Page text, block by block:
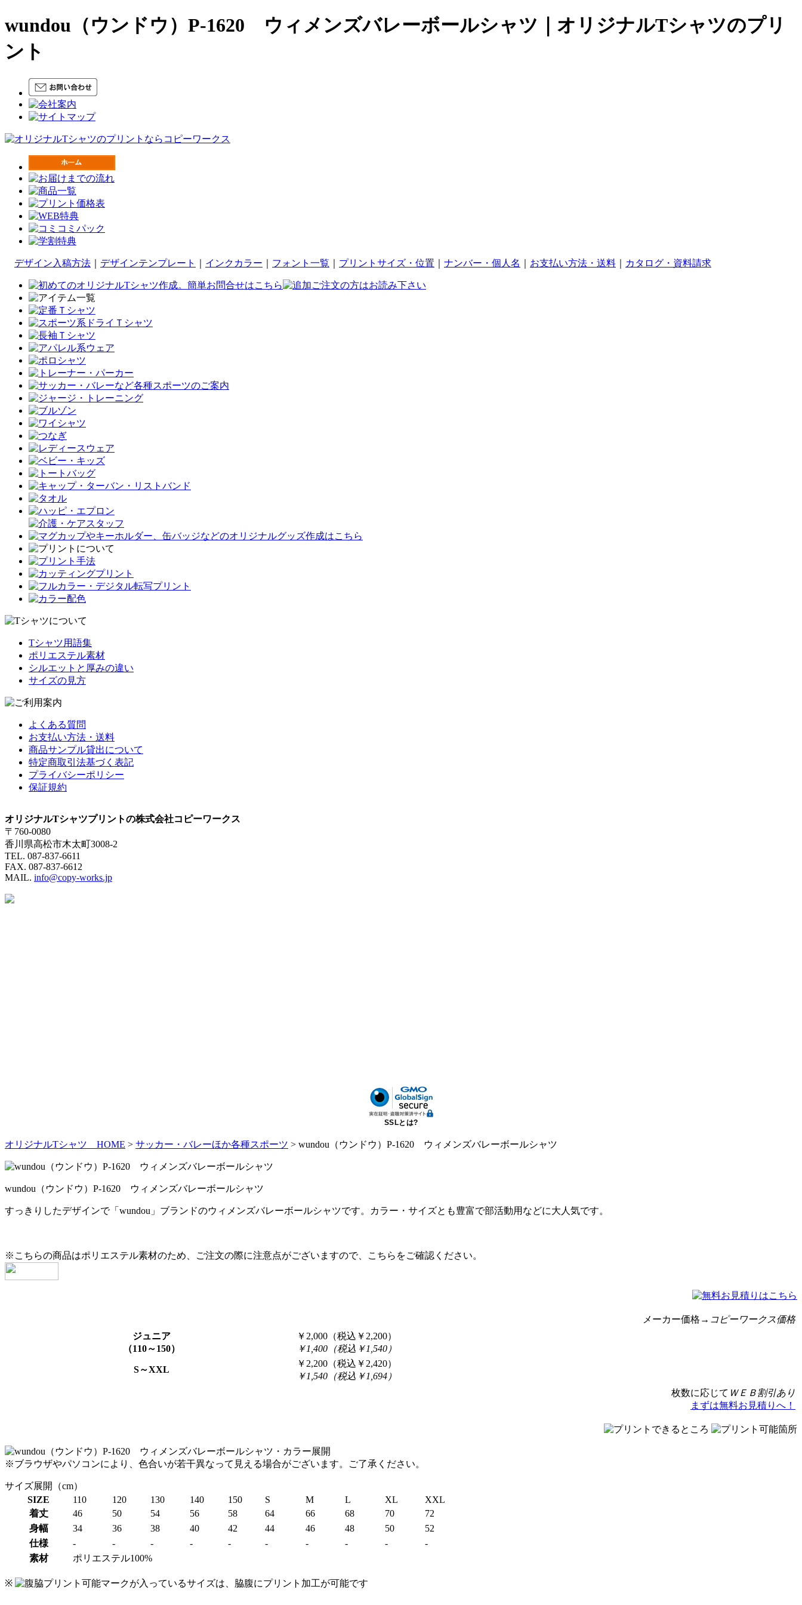
wundou（ウンドウ）P-1620 ウィメンズバレーボールシャツ｜オリジナルTシャツのプリ
ント
デザイン入稿方法 デザインテンプレート インクカラー フォント一覧 プリントサイズ・位置 ナンバー・個人名 お支払い方法・送料 カタログ・資料請求
Tシャツ用語集
ポリエステル素材
シルエットと厚みの違い
サイズの見方
よくある質問
お支払い方法・送料
商品サンプル貸出について
特定商取引法基づく表記
プライバシーポリシー
保証規約
オリジナルTシャツプリントの株式会社コピーワークス
〒760-0080
香川県高松市木太町3008-2
TEL. 087-837-6611
FAX. 087-837-6612
MAIL. info@copy-works.jp
SSLとは?
オリジナルTシャツ HOME > サッカー・バレーほか各種スポーツ > wundou（ウンドウ）P-1620 ウィメンズバレーボールシャツ
wundou（ウンドウ）P-1620 ウィメンズバレーボールシャツ
すっきりしたデザインで「wundou」ブランドのウィメンズバレーボールシャツです。カラー・サイズとも豊富で部活動用などに大人気です。
※こちらの商品はポリエステル素材のため、ご注文の際に注意点がございますので、こちらをご確認ください。
メーカー価格 →コピーワークス価格
ジュニア
（110～150）
￥2,000（税込￥2,200）
￥1,400（税込￥1,540）
S～XXL
￥2,200（税込￥2,420）
￥1,540（税込￥1,694）
枚数に応じて ＷＥＢ割引あり
まずは無料お見積りへ！
※ブラウザやパソコンにより、色合いが若干異なって見える場合がございます。ご了承ください。
サイズ展開（cm）
SIZE
110 120 130 140 150 S M L XL
XXL
着丈
46 50 54 56 58 64 66 68 70
72
身幅
34 36 38 40 42 44 46 48 50
52
仕様
- - - - - - - - -
-
素材
ポリエステル100%
※ マークが入っているサイズは、脇腹にプリント加工が可能です